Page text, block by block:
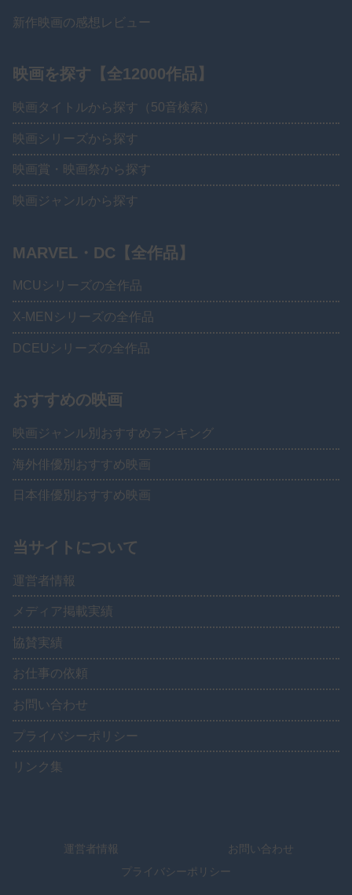
新作映画の感想レビュー
映画を探す【全12000作品】
映画タイトルから探す（50音検索）
映画シリーズから探す
映画賞・映画祭から探す
映画ジャンルから探す
MARVEL・DC【全作品】
MCUシリーズの全作品
X-MENシリーズの全作品
DCEUシリーズの全作品
おすすめの映画
映画ジャンル別おすすめランキング
海外俳優別おすすめ映画
日本俳優別おすすめ映画
当サイトについて
運営者情報
メディア掲載実績
協賛実績
お仕事の依頼
お問い合わせ
プライバシーポリシー
リンク集
運営者情報
お問い合わせ
プライバシーポリシー